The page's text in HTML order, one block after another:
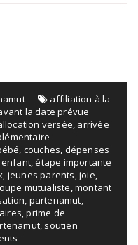
affiliation à la
la date prévue
versée arrivée
couches dépenses
enfant ,étape importante
jeunes parents ,joie
mutualiste ,montant
partenamut
,prime de
soutien